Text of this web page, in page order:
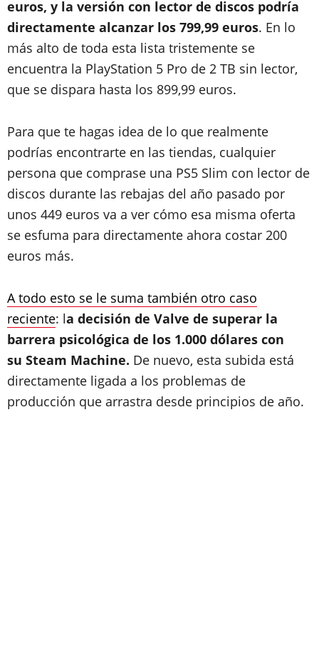
euros, y la versión con lector de discos podría
directamente alcanzar los 799,99 euros. En lo
más alto de toda esta lista tristemente se
encuentra la PlayStation 5 Pro de 2 TB sin lector,
que se dispara hasta los 899,99 euros.
Para que te hagas idea de lo que realmente
podrías encontrarte en las tiendas, cualquier
persona que comprase una PS5 Slim con lector de
discos durante las rebajas del año pasado por
unos 449 euros va a ver cómo esa misma oferta
se esfuma para directamente ahora costar 200
euros más.
A todo esto se le suma también otro caso
reciente: la decisión de Valve de superar la
barrera psicológica de los 1.000 dólares con
su Steam Machine. De nuevo, esta subida está
directamente ligada a los problemas de
producción que arrastra desde principios de año.